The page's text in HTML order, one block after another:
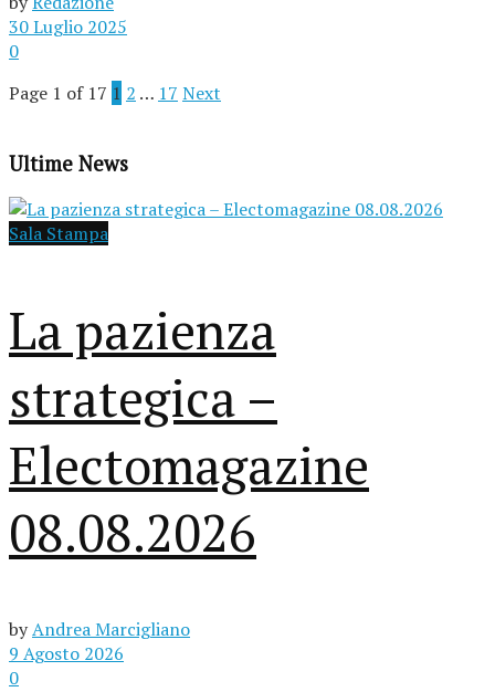
30 Luglio 2025
0
Page 1 of 17 1 2 … 17 Next
Ultime News
Sala Stampa
La pazienza
strategica –
Electomagazine
08.08.2026
byAndrea Marcigliano
9 Agosto 2026
0